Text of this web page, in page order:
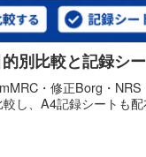
別比較と記録シ
・修正Borg・NRS
し、A4記録シートも配